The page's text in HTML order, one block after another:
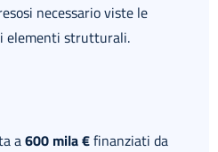
necessario viste le
elementi strutturali.
a600 mila €finanziati da